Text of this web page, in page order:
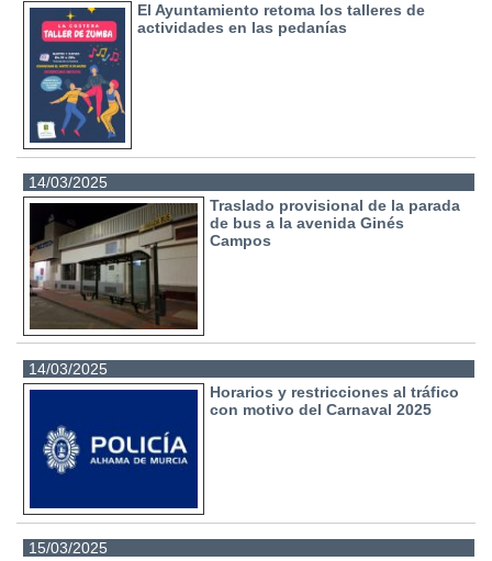
El Ayuntamiento retoma los talleres de
actividades en las pedanías
14/03/2025
Traslado provisional de la parada
de bus a la avenida Ginés
Campos
14/03/2025
Horarios y restricciones al tráfico
con motivo del Carnaval 2025
15/03/2025